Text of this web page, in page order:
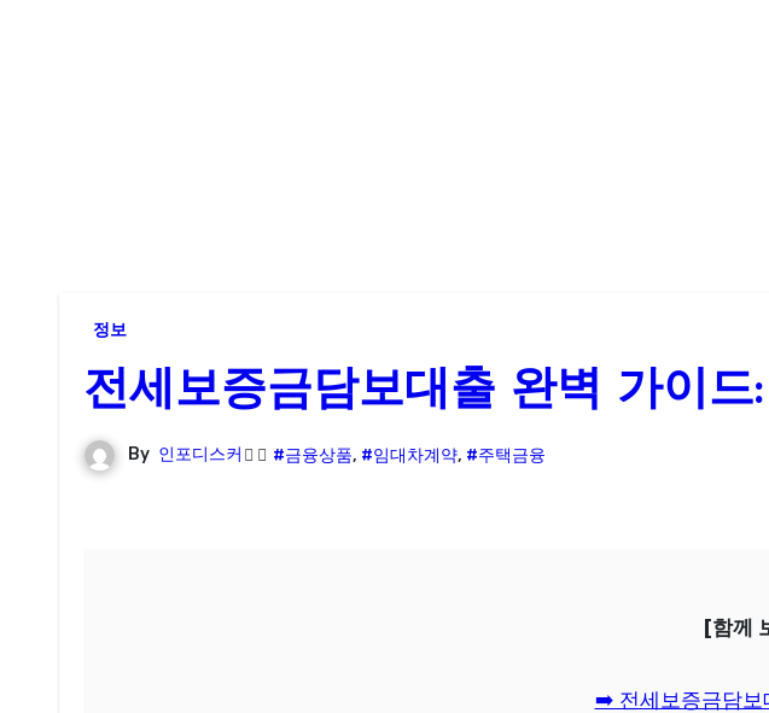
정보
전세보증금담보대출 완벽 가이
By 인포디스커 #금융상품, #임대차계약, #주택금융
[함께
➡️ 전세보증금담보